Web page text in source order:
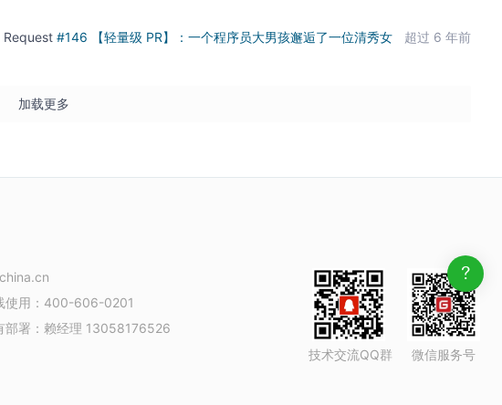
Request#146 【轻量级 PR】：一个程序员大男孩邂逅了一位清秀女
超过 6 年前
加载更多
技术交流QQ群 微信服务号
使用：400-606-0201
署： 赖经理 13058176526